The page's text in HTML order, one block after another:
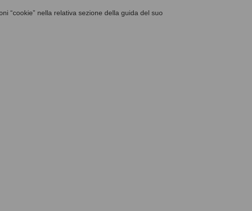
“cookie” nella relativa sezione della guida del suo